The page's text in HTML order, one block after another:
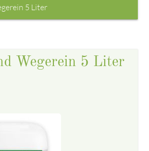
5 Liter
Wegerein 5 Liter